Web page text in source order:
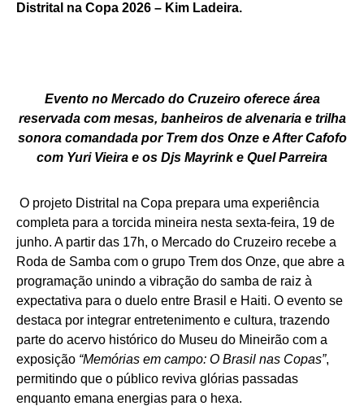
Distrital na Copa 2026 – Kim Ladeira.
Evento no Mercado do Cruzeiro oferece área
reservada com mesas, banheiros de alvenaria e trilha
sonora comandada por Trem dos Onze e After Cafofo
com Yuri Vieira e os Djs Mayrink e Quel Parreira
O projeto Distrital na Copa prepara uma experiência
completa para a torcida mineira nesta sexta-feira, 19 de
junho. A partir das 17h, o Mercado do Cruzeiro recebe a
Roda de Samba com o grupo Trem dos Onze, que abre a
programação unindo a vibração do samba de raiz à
expectativa para o duelo entre Brasil e Haiti. O evento se
destaca por integrar entretenimento e cultura, trazendo
parte do acervo histórico do Museu do Mineirão com a
exposição “Memórias em campo: O Brasil nas Copas”,
permitindo que o público reviva glórias passadas
enquanto emana energias para o hexa.